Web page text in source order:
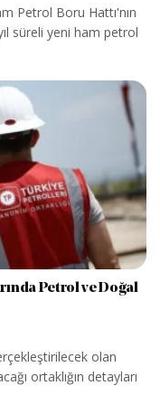
Petrol Boru Hattı'nın
süreli yeni ham petrol
Petrol ve Doğal
olan
ortaklığın detayları